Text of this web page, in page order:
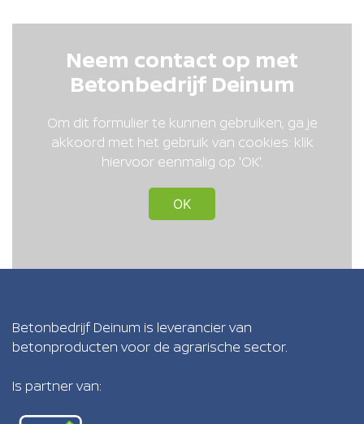
Neem contact op met
Betonbedrijf Deinum
Om dit formulier te kunnen gebruiken, ga je
akkoord met het gebruik van cookies: klik
hiervoor eenmalig op 'OK'.
OK
Betonbedrijf Deinum is leverancier van
betonproducten voor de agrarische sector.
Is partner van: